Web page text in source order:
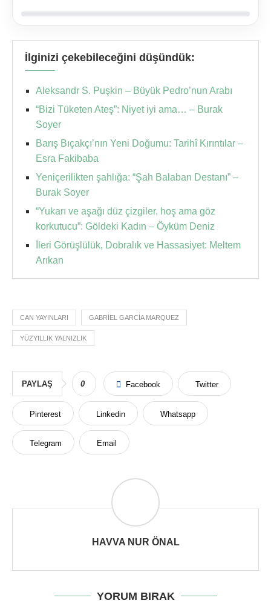
İlginizi çekebileceğini düşündük:
Aleksandr S. Puşkin – Büyük Pedro’nun Arabı
“Bizi Tüketen Ateş”: Niyet iyi ama… – Burak
Soyer
Barış Bıçakçı’nın Yeni Doğumu: Tarihî Kırıntılar –
Esra Fakibaba
Yeniçerilikten şahlığa: “Şah Balaban Destanı” –
Burak Soyer
“Yukarı ve aşağı düz çizgiler, hoş ama göz
korkutucu”: Göldeki Kadın – Öyküm Deniz
İleri Görüşlülük, Dobralık ve Hassasiyet: Meltem
Arıkan
CAN YAYINLARI GABRIEL GARCIA MARQUEZ
YÜZYILLIK YALNIZLIK
PAYLAŞ 0 Facebook Twitter
Pinterest Linkedin Whatsapp
Telegram Email
HAVVA NUR ÖNAL
YORUM BIRAK